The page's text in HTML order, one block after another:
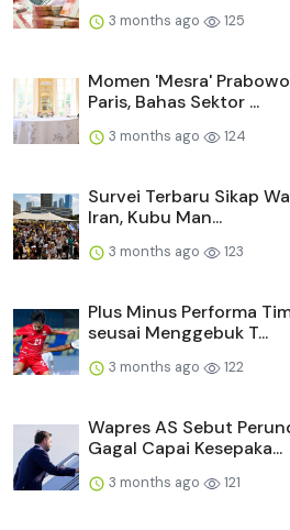
3 months ago 125
Momen 'Mesra'
Paris, Bahas Sektor ...
3 months ago 124
Survei Terbaru Sikap
Iran, Kubu Man...
3 months ago 123
Plus Minus Performa
seusai Menggebuk T...
3 months ago 122
Wapres AS Sebut
Gagal Capai Kesepaka...
3 months ago 121